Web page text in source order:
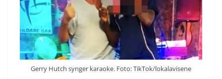
Gerry Hutch synger karaoke. Foto: TikTok/lokalavisene